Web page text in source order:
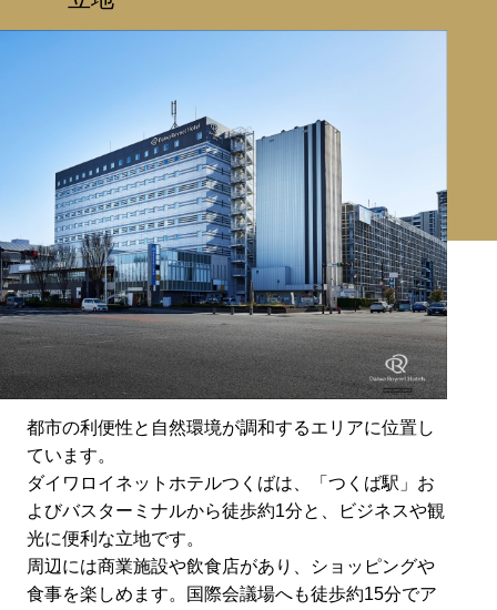
都市の利便性と自然環境が調和するエリアに位置し
ています。
ダイワロイネットホテルつくばは、「つくば駅」お
よびバスターミナルから徒歩約1分と、ビジネスや観
光に便利な立地です。
周辺には商業施設や飲食店があり、ショッピングや
食事を楽しめます。国際会議場へも徒歩約15分でア